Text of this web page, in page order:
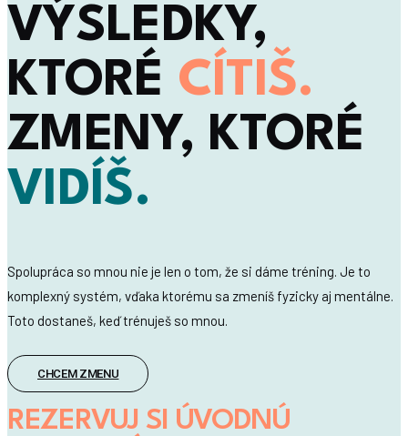
VÝSLEDKY,
KTORÉ CÍTIŠ.
ZMENY, KTORÉ
VIDÍŠ.
Spolupráca so mnou nie je len o tom, že si dáme tréning. Je to
komplexný systém, vďaka ktorému sa zmeníš fyzicky aj mentálne.
Toto dostaneš, keď trénuješ so mnou.
CHCEM ZMENU
REZERVUJ SI ÚVODNÚ